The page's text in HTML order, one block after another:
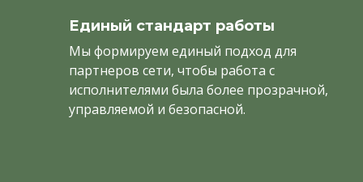
Единый стандарт работы
Мы формируем единый подход для
партнеров сети, чтобы работа с
исполнителями была более прозрачной,
управляемой и безопасной.